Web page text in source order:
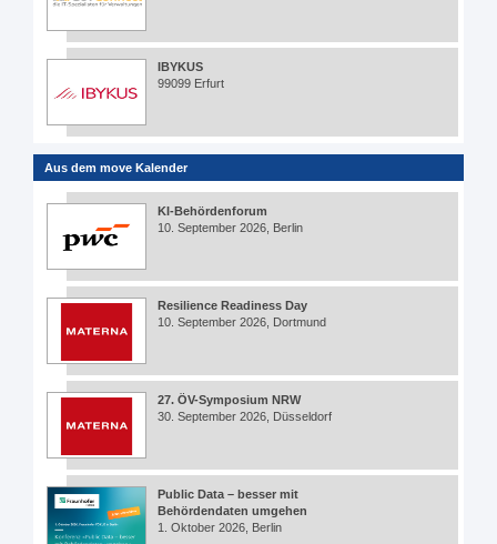
IBYKUS
99099 Erfurt
Aus dem move Kalender
KI-Behördenforum
10. September 2026, Berlin
Resilience Readiness Day
10. September 2026, Dortmund
27. ÖV-Symposium NRW
30. September 2026, Düsseldorf
Public Data – besser mit
Behördendaten umgehen
1. Oktober 2026, Berlin